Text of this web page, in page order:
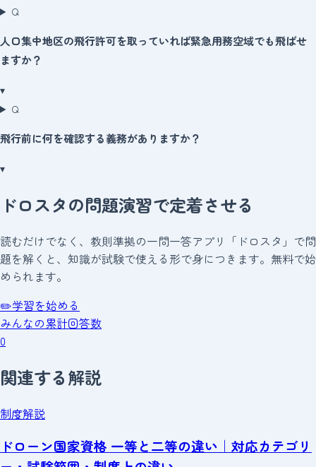
Q
人口集中地区の飛行許可を取っていれば緊急用務空域でも飛ばせ
ますか？
▾
Q
飛行前に何を確認する義務がありますか？
▾
ドロスタの問題演習で定着させる
読むだけでなく、教則準拠の一問一答アプリ「ドロスタ」で問
題を解くと、知識が試験で使える形で身につきます。無料で始
められます。
✏️学習を始める
みんなの累計回答数
0
関連する解説
制度解説
ドローン国家資格 一等と二等の違い｜対応カテゴリ